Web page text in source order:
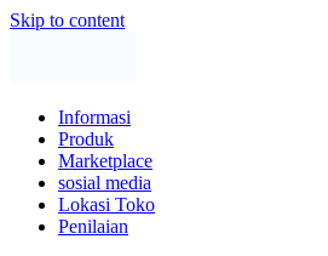
Skip to content
Informasi
Produk
Marketplace
sosial media
Lokasi Toko
Penilaian